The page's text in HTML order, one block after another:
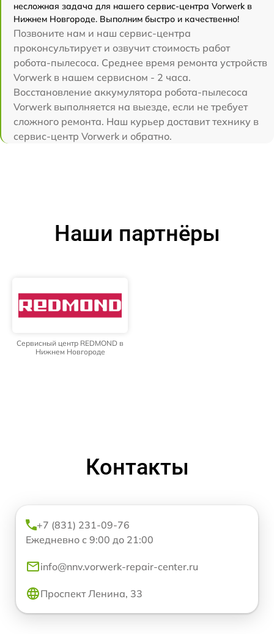
несложная задача для нашего сервис-центра Vorwerk в
Нижнем Новгороде. Выполним быстро и качественно!
Позвоните нам и наш сервис-центра
проконсультирует и озвучит стоимость работ
робота-пылесоса. Среднее время ремонта устройств
Vorwerk в нашем сервисном - 2 часа.
Восстановление аккумулятора робота-пылесоса
Vorwerk выполняется на выезде, если не требует
сложного ремонта. Наш курьер доставит технику в
сервис-центр Vorwerk и обратно.
Наши партнёры
Сервисный центр REDMOND в
Нижнем Новгороде
Контакты
+7 (831) 231-09-76
Ежедневно с 9:00 до 21:00
info@nnv.vorwerk-repair-center.ru
Проспект Ленина, 33